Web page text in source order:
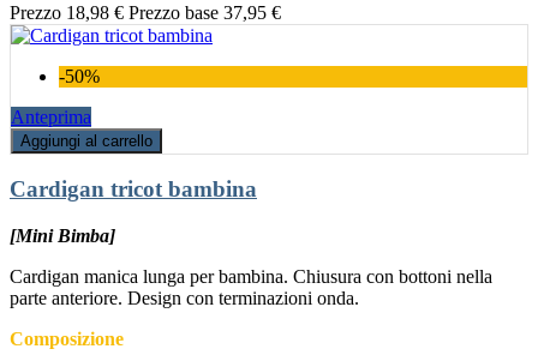
Prezzo 18,98 € Prezzo base 37,95 €
-50%
Anteprima
Aggiungi al carrello
Cardigan tricot bambina
[Mini Bimba]
Cardigan manica lunga per bambina. Chiusura con bottoni nella
parte anteriore. Design con terminazioni onda.
Composizione